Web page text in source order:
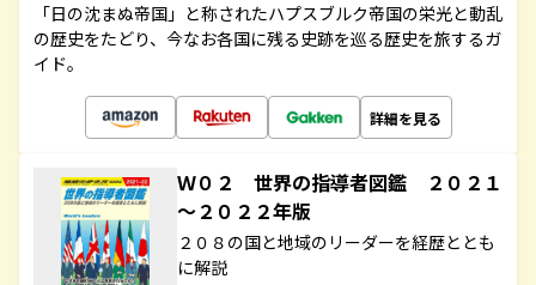
「日の沈まぬ帝国」と称されたハプスブルク帝国の栄光と動乱
の歴史をたどり、今なお各国に残る史跡を巡る歴史を旅するガ
イド。
詳細を見る
Ｗ０２ 世界の指導者図鑑 ２０２１
～２０２２年版
２０８の国と地域のリーダーを経歴ととも
に解説